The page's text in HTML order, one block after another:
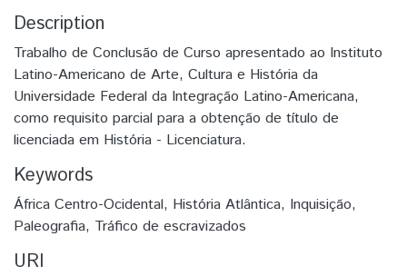
Description
Trabalho de Conclusão de Curso apresentado ao Instituto
Latino-Americano de Arte, Cultura e História da
Universidade Federal da Integração Latino-Americana,
como requisito parcial para a obtenção de título de
licenciada em História - Licenciatura.
Keywords
África Centro-Ocidental, História Atlântica, Inquisição,
Paleografia, Tráfico de escravizados
URI